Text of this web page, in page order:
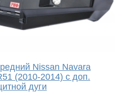
Nissan Navara
(2010-2014) с доп.
дуги